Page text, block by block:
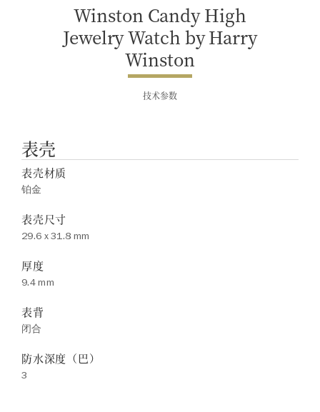
Winston Candy High
Jewelry Watch by Harry
Winston
技术参数
表壳
表壳材质
铂金
表壳尺寸
29.6 x 31.8 mm
厚度
9.4 mm
表背
闭合
防水深度（巴）
3